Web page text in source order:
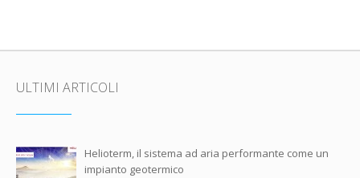
ULTIMI ARTICOLI
Helioterm, il sistema ad aria performante come un
impianto geotermico